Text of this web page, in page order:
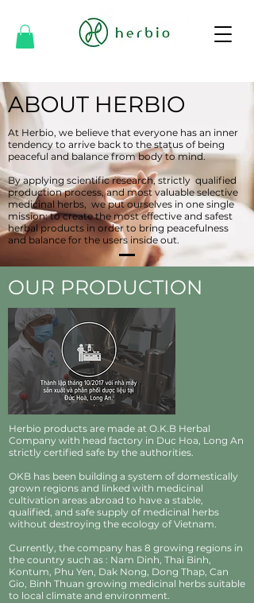
ABOUT HERBIO
At Herbio, we believe that everyone has an inner
tendency to arrive back to the status of being
peaceful and balance from body to mind.
By applying scientific research, strictly qualified
production process, and most valuable selective
medicinal herbs, we put ourselves in one single
mission: to create the most effective and safest
herbal products in order to bring peacefulness
and balance for the users inside out.
OUR PRODUCTION
Herbio products are made at O.K.B Herbal
Company with head factory in Duc Hoa, Long An
strictly certified safe by the authorities.
OKB has been building a system of domestically
grown regions and linked with medicinal
cultivation areas abroad to have a stable,
qualified, and safe supply of medicinal herbs
without destroying the ecology of Vietnam.
Currently, the company has 8 growing regions in
the country such as : Nam Dinh, Thai Binh,
Kontum, Phu Yen, Dak Nong, Dong Thap, Can
Gio, Binh Thuan growing medicinal herbs suitable
to local climate and environment.